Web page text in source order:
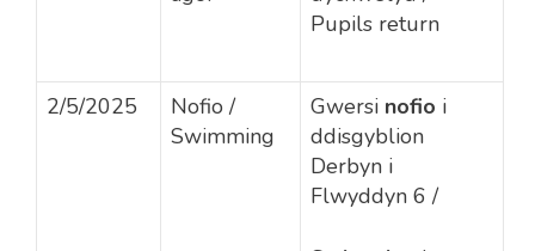
Pupils return
2/5/2025
Nofio /
Swimming
Gwersi nofio i
ddisgyblion
Derbyn i
Flwyddyn 6 /